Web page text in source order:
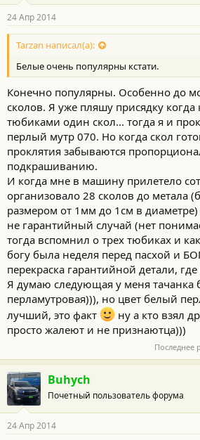
24 Апр 2014
Tarzan написал(а):
Белые очень популярны кстати.
Конечно популярны. Особенно до
сколов. Я уже пляшу присядку когда
тюбиками один скол... тогда я и
перлый мутр 070. Но когда скол
проклятия забываются
подкрашиванию.
И когда мне в машину прилетело
организовало 28 сколов до метала
размером от 1мм до 1см в диаметре)
не гарантийный случай (нет
тогда вспомнил о трех тюбиках и
богу была неделя перед пасхой и
перекраска гарантийной детали,
Я думаю следующая у меня тачанка
перламутровая))), но цвет белый
лучший, это факт
ну а кто взял
просто жалеют и не признаютца)))
Последнее
Buhych
Почетный пользователь форума
24 Апр 2014